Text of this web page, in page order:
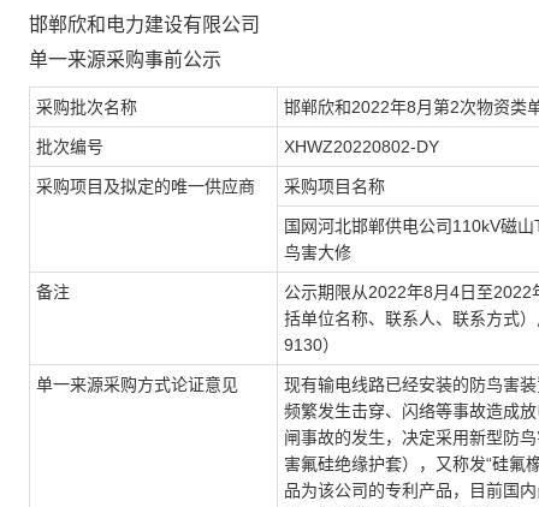
邯郸欣和电力建设有限公司
单一来源采购事前公示
采购批次名称 邯郸欣和2022年8月第2次物资类
批次编号 XHWZ20220802-DY
采购项目及拟定的唯一供应商 采购项目名称
国网河北邯郸供电公司110kV磁山
鸟害大修
备注 公示期限从2022年8月4日至2022
括单位名称、联系人、联系方式
9130）
单一来源采购方式论证意见
现有输电线路已经安装的防鸟害
频繁发生击穿、闪络等事故造成
闸事故的发生，决定采用新型防
害氟硅绝缘护套），又称发“硅氟
品为该公司的专利产品，目前国